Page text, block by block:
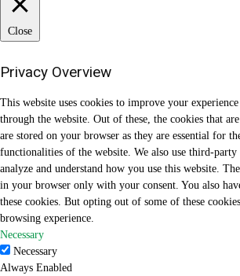
Close
Privacy Overview
This website uses cookies to improve your
through the website. Out of these, the cookies that are
are stored on your browser as they are essential for
functionalities of the website. We also use third-party
analyze and understand how you use this website.
in your browser only with your consent. You also
these cookies. But opting out of some of these
browsing experience.
Necessary
Necessary
Always Enabled